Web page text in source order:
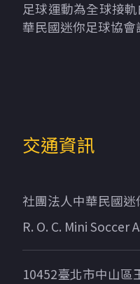
足球運動為全球接
華民國迷你足球協會
交通資訊
社團法人中華民國迷
R. O. C. Mini Soccer
10452臺北市中山區